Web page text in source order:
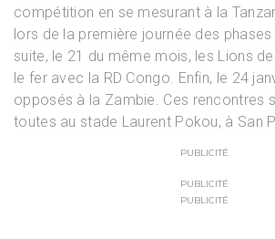
compétition en se mesurant à la
lors de la première journée des
suite, le 21 du même mois, les Lions
le fer avec la RD Congo. Enfin, le 24
opposés à la Zambie. Ces rencontres
toutes au stade Laurent Pokou, à San
PUBLICITÉ
PUBLICITÉ
PUBLICITÉ